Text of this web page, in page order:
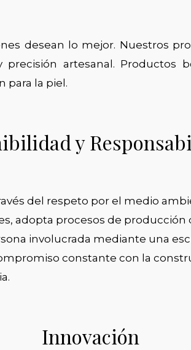
desean lo mejor. Nuestros
precisión artesanal. Productos
para la piel.
y
del respeto por el medio
adopta procesos de producción
involucrada mediante una
constante con la
Innovación